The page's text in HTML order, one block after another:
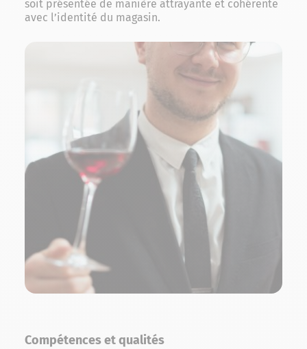
soit présentée de manière attrayante et cohérente
avec l’identité du magasin.
Compétences et qualités